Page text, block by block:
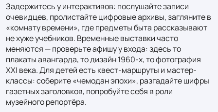
Задержитесь у интерактивов: послушайте записи
очевидцев, пролистайте цифровые архивы, загляните в
«комнату времени», где предметы быта рассказывают
не хуже учебников. Временные выставки часто
меняются — проверьте афишу у входа: здесь то
плакаты авангарда, то дизайн 1960-х, то фотография
XXI века. Для детей есть квест-маршруты и мастер-
классы: соберите «чемодан эпохи», разгадайте шифры
газетных заголовков, попробуйте себя в роли
музейного репортёра.